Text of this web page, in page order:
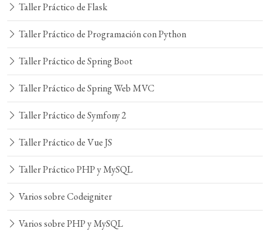
Taller Práctico de Flask
Taller Práctico de Programación con Python
Taller Práctico de Spring Boot
Taller Práctico de Spring Web MVC
Taller Práctico de Symfony 2
Taller Práctico de Vue JS
Taller Práctico PHP y MySQL
Varios sobre Codeigniter
Varios sobre PHP y MySQL